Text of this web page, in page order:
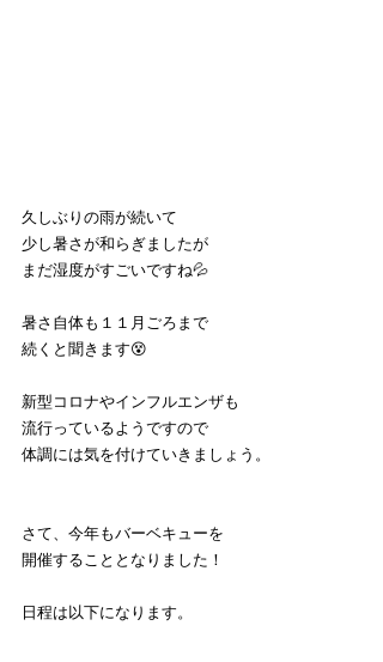
久しぶりの雨が続いて
少し暑さが和らぎましたが
まだ湿度がすごいですね💦
暑さ自体も１１月ごろまで
続くと聞きます😵
新型コロナやインフルエンザも
流行っているようですので
体調には気を付けていきましょう。
さて、今年もバーベキューを
開催することとなりました！
日程は以下になります。